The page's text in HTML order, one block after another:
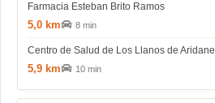
Farmacia Esteban Brito Ramos
5,0 km 8 min
Centro de Salud de Los Llanos de Aridane
5,9 km 10 min